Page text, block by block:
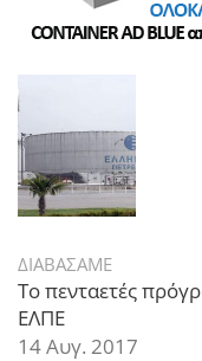
ΔΙΑΒΑΣΑΜΕ
Το πενταετές
ΕΛΠΕ
14 Αυγ. 2017